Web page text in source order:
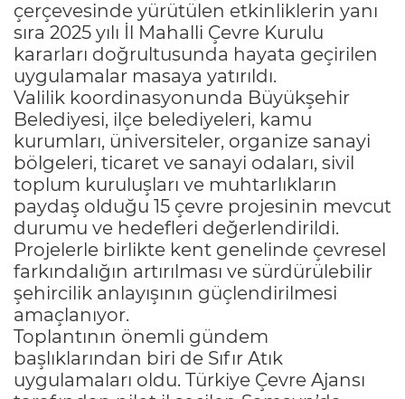
çerçevesinde yürütülen etkinliklerin yanı
sıra 2025 yılı İl Mahalli Çevre Kurulu
kararları doğrultusunda hayata geçirilen
uygulamalar masaya yatırıldı.
Valilik koordinasyonunda Büyükşehir
Belediyesi, ilçe belediyeleri, kamu
kurumları, üniversiteler, organize sanayi
bölgeleri, ticaret ve sanayi odaları, sivil
toplum kuruluşları ve muhtarlıkların
paydaş olduğu 15 çevre projesinin mevcut
durumu ve hedefleri değerlendirildi.
Projelerle birlikte kent genelinde çevresel
farkındalığın artırılması ve sürdürülebilir
şehircilik anlayışının güçlendirilmesi
amaçlanıyor.
Toplantının önemli gündem
başlıklarından biri de Sıfır Atık
uygulamaları oldu. Türkiye Çevre Ajansı